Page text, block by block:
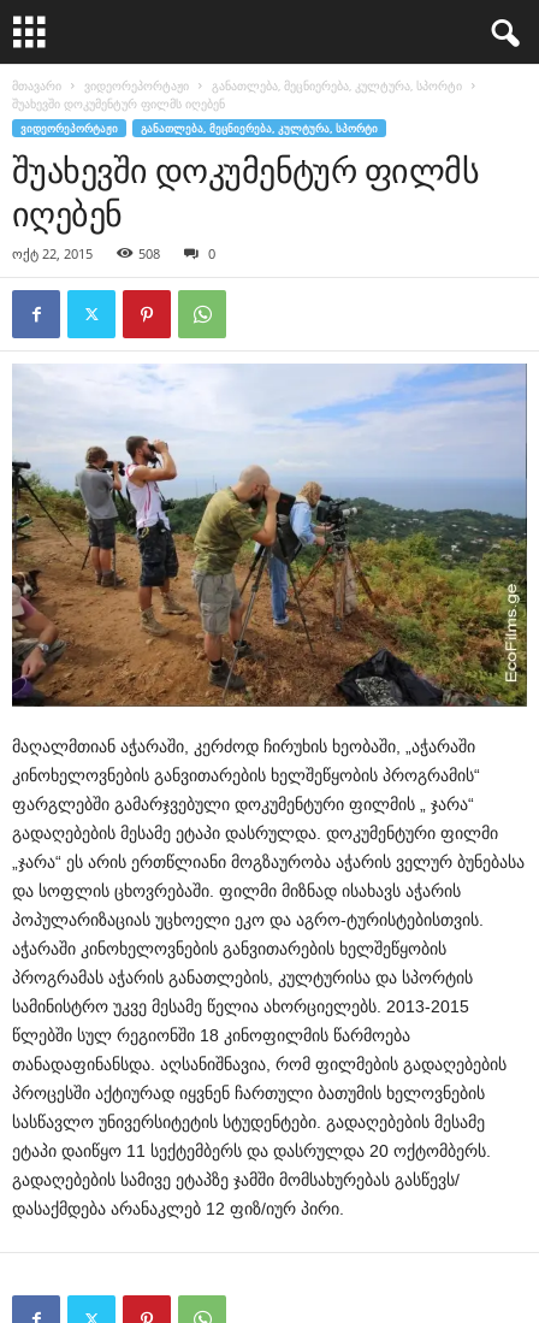
მთავარი ვიდეორეპორტაჟი
განათლება, მეცნიერება, კულტურა, სპორტი
შუახევში დოკუმენტურ ფილმს იღებენ
ᲕᲘᲓᲔᲝᲠᲔᲞᲝᲠᲢᲐᲟᲘ ᲒᲐᲜᲐᲗᲚᲔᲑᲐ, ᲛᲔᲪᲜᲘᲔᲠᲔᲑᲐ, ᲙᲣᲚᲢᲣᲠᲐ, ᲡᲞᲝᲠᲢᲘ
შუახევში დოკუმენტურ ფილმს
იღებენ
ოქტ 22, 2015 508 0
მაღალმთიან აჭარაში, კერძოდ ჩირუხის ხეობაში, „აჭარაში
კინოხელოვნების განვითარების ხელშეწყობის პროგრამის“
ფარგლებში გამარჯვებული დოკუმენტური ფილმის „ ჯარა“
გადაღებების მესამე ეტაპი დასრულდა. დოკუმენტური ფილმი
„ჯარა“ ეს არის ერთწლიანი მოგზაურობა აჭარის ველურ ბუნებასა
და სოფლის ცხოვრებაში. ფილმი მიზნად ისახავს აჭარის
პოპულარიზაციას უცხოელი ეკო და აგრო-ტურისტებისთვის.
აჭარაში კინოხელოვნების განვითარების ხელშეწყობის
პროგრამას აჭარის განათლების, კულტურისა და სპორტის
სამინისტრო უკვე მესამე წელია ახორციელებს. 2013-2015
წლებში სულ რეგიონში 18 კინოფილმის წარმოება
თანადაფინანსდა. აღსანიშნავია, რომ ფილმების გადაღებების
პროცესში აქტიურად იყვნენ ჩართული ბათუმის ხელოვნების
სასწავლო უნივერსიტეტის სტუდენტები. გადაღებების მესამე
ეტაპი დაიწყო 11 სექტემბერს და დასრულდა 20 ოქტომბერს.
გადაღებების სამივე ეტაპზე ჯამში მომსახურებას გასწევს/
დასაქმდება არანაკლებ 12 ფიზ/იურ პირი.